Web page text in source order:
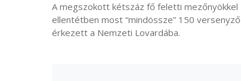
A megszokott kétszáz fő feletti mezőnyökkel
ellentétben most “mindössze” 150 versenyző
érkezett a Nemzeti Lovardába.